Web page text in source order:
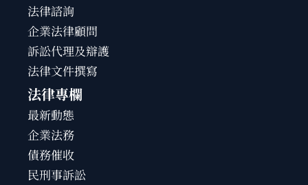
法律諮詢
企業法律顧問
訴訟代理及辯護
法律文件撰寫
法律專欄
最新動態
企業法務
債務催收
民刑事訴訟